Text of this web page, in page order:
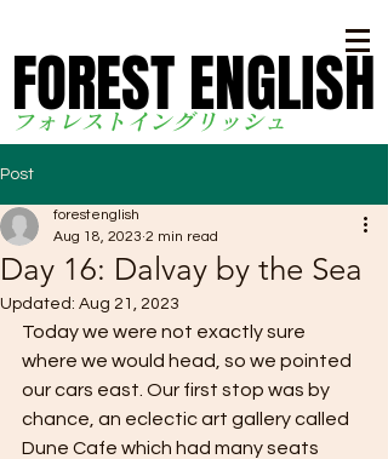
フォレストイングリッシュ
FOREST ENGLISH
FOREST ENGLISH
Post
Day 16: Dalvay by the Sea
forestenglish
Aug 18, 2023 2 min read
Updated: Aug 21, 2023
Today we were not exactly sure
where we would head, so we pointed
our cars east. Our first stop was by
chance, an eclectic art gallery called
Dune Cafe which had many seats